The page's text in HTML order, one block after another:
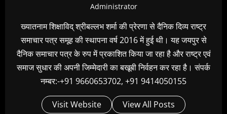
Administrator
ख्यातनाम शिक्षाविद् श्रीबल्लभ शर्मा की प्रेरणा से दैनिक दिव्य राष्ट्र
समाचार पत्र समूह की स्थापना वर्ष 2016 में हुई थी। यह जयपुर से
दैनिक समाचार पत्र के रुप में प्रकाशित किया जा रहा है और राष्ट्र एवं
समाज सुधार की अपनी जिम्मेदारी का बखूबी निर्वहन कर रहा है। संपर्क
नम्बर:-+91 9660653702, +91 9414050155
Visit Website View All Posts